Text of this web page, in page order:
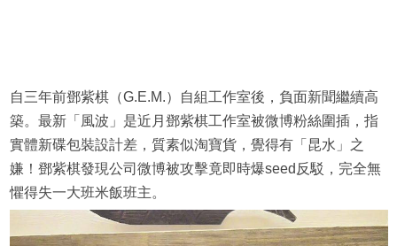
自三年前鄧紫棋（G.E.M.）自組工作室後，負面新聞繼續高
築。最新「風波」是近月鄧紫棋工作室被微博粉絲圍插，指
實體新碟包裝設計差，質素似淘寶貨，覺得有「昆水」之
嫌！鄧紫棋發現公司微博被攻擊竟即時爆seed反駁，完全無
懼得失一大班米飯班主。